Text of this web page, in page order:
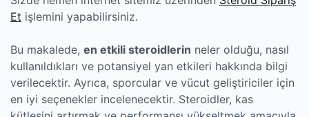
Et işlemini yapabilirsiniz.
Bu makalede, en etkili steroidlerin neler olduğu, nasıl
kullanıldıkları ve potansiyel yan etkileri hakkında bilgi
verilecektir. Ayrıca, sporcular ve vücut geliştiriciler için
en iyi seçenekler incelenecektir. Steroidler, kas